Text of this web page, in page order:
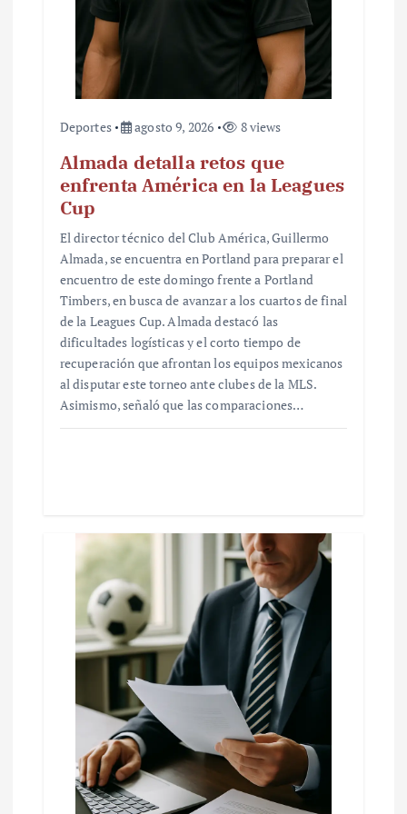
Deportes agosto 9, 2026 8 views
Almada detalla retos que
enfrenta América en la Leagues
Cup
El director técnico del Club América, Guillermo
Almada, se encuentra en Portland para preparar el
encuentro de este domingo frente a Portland
Timbers, en busca de avanzar a los cuartos de final
de la Leagues Cup. Almada destacó las
dificultades logísticas y el corto tiempo de
recuperación que afrontan los equipos mexicanos
al disputar este torneo ante clubes de la MLS.
Asimismo, señaló que las comparaciones…